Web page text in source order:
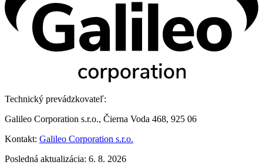
Technický prevádzkovateľ:
Galileo Corporation s.r.o., Čierna Voda 468, 925 06
Kontakt: Galileo Corporation s.r.o.
Posledná aktualizácia: 6. 8. 2026